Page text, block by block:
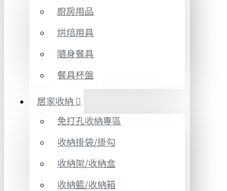
廚房用品
烘焙用具
隨身餐具
餐具杯盤
居家收納
免打孔收納專區
收納掛袋/掛勾
收納架/收納盒
收納籃/收納箱